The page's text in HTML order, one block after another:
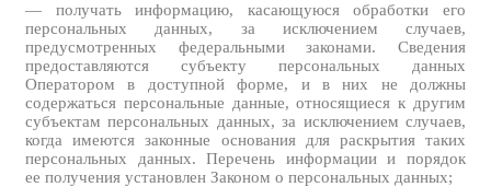
— получать информацию, касающуюся обработки его
персональных данных, за исключением случаев,
предусмотренных федеральными законами. Сведения
предоставляются субъекту персональных данных
Оператором в доступной форме, и в них не должны
содержаться персональные данные, относящиеся к другим
субъектам персональных данных, за исключением случаев,
когда имеются законные основания для раскрытия таких
персональных данных. Перечень информации и порядок
ее получения установлен Законом о персональных данных;